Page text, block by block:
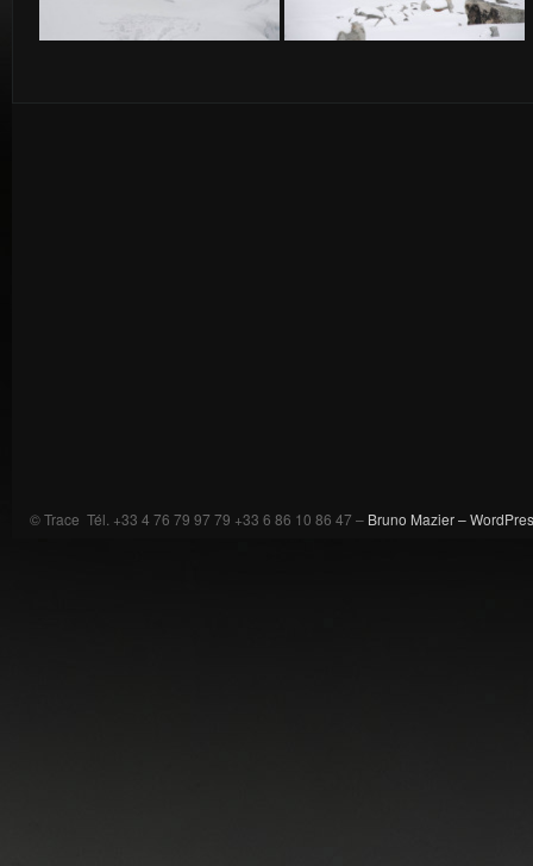
© Trace Tél. +33 4 76 79 97 79 +33 6 86 10 86 47 – Bruno Mazier –